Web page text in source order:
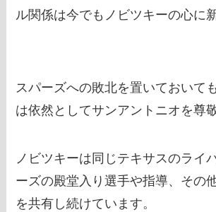
ル関係は今でもノビツキーの心に
スパーズへの敗北を置いておいて
は依然としてサンアントニオを尊
ノビツキーは同じテキサスのライ
ーズの殿堂入り選手や指導、その
を共有し続けています。